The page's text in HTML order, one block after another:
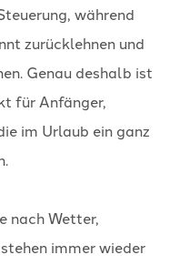
während
zurücklehnen und
Genau deshalb ist
für Anfänger,
im Urlaub ein ganz
nach Wetter,
immer wieder